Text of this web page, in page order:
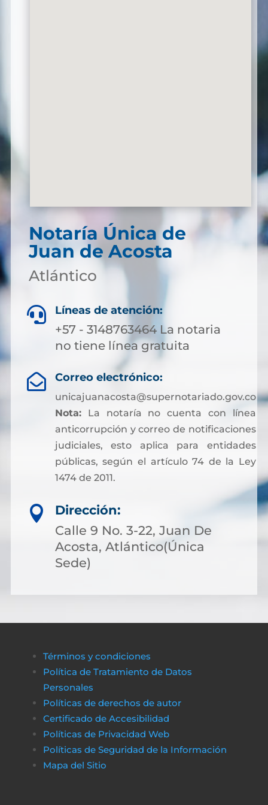
Notaría Única de
Juan de Acosta
Atlántico
 Líneas de atención:
+57 - 3148763464 La notaria
no tiene línea gratuita
 Correo electrónico:
unicajuanacosta@supernotariado.gov.co
Nota:La notaría no cuenta con línea
anticorrupción y correo de notificaciones
judiciales, esto aplica para entidades
públicas, según el artículo 74 de la Ley
1474 de 2011.

Dirección:
Calle 9 No. 3-22, Juan De
Acosta, Atlántico(Única
Sede)
Términos y condiciones
Política de Tratamiento de Datos
Personales
Políticas de derechos de autor
Certificado de Accesibilidad
Políticas de Privacidad Web
Políticas de Seguridad de la Información
Mapa del Sitio